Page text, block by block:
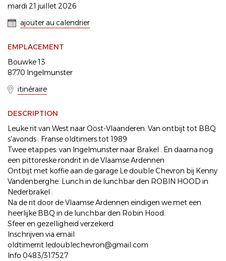
mardi 21 juillet 2026
ajouter au calendrier
EMPLACEMENT
Bouwke 13
8770 Ingelmunster
itinéraire
DESCRIPTION
Leuke rit van West naar Oost-Vlaanderen. Van ontbijt tot BBQ
s'avonds . Franse oldtimers tot 1989
Twee etappes: van Ingelmunster naar Brakel . En daarna nog
een pittoreske rondrit in de Vlaamse Ardennen
Ontbijt met koffie aan de garage Le double Chevron bij Kenny
Vandenberghe. Lunch in de lunchbar den ROBIN HOOD in
Nederbrakel .
Na de rit door de Vlaamse Ardennen eindigen we met een
heerlijke BBQ in de lunchbar den Robin Hood.
Sfeer en gezelligheid verzekerd
Inschrijven via email
oldtimerrit.ledoublechevron@gmail.com
Info 0483/317527